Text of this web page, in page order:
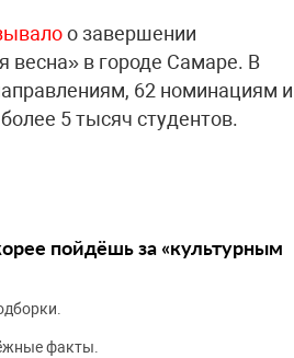
о завершении
весна» в городе Самаре. В
62 номинациям и
5 тысяч студентов.
пойдёшь за «культурным
факты.